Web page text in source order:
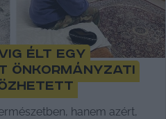
élt egy
önkormányzati
hanem azért,